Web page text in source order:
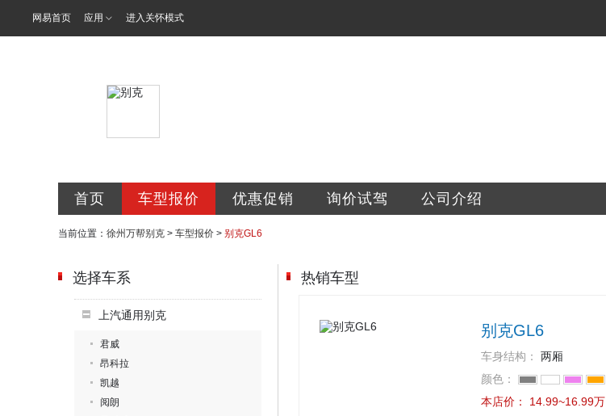
网易首页 应用 进入关怀模式
首页 车型报价 优惠促销 询价试驾 公司介绍
当前位置： 徐州万帮别克 > 车型报价 > 别克GL6
选择车系
上汽通用别克
君威
昂科拉
凯越
阅朗
热销车型
别克GL6
车身结构： 两厢
颜色：
本店价：
14.99~16.99万